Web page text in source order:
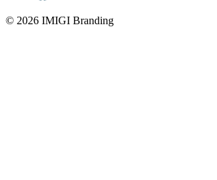
© 2026 IMIGI Branding